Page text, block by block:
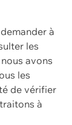
à
les
avons
les
de vérifier
à